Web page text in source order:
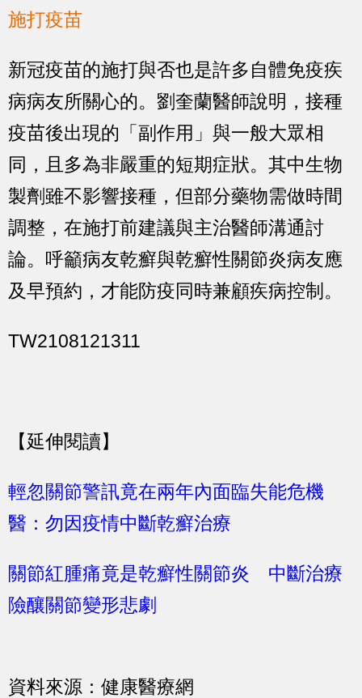
施打疫苗
新冠疫苗的施打與否也是許多自體免疫疾
病病友所關心的。劉奎蘭醫師說明，接種
疫苗後出現的「副作用」與一般大眾相
同，且多為非嚴重的短期症狀。其中生物
製劑雖不影響接種，但部分藥物需做時間
調整，在施打前建議與主治醫師溝通討
論。呼籲病友乾癬與乾癬性關節炎病友應
及早預約，才能防疫同時兼顧疾病控制。
TW2108121311
【延伸閱讀】
輕忽關節警訊竟在兩年內面臨失能危機
醫：勿因疫情中斷乾癬治療
關節紅腫痛竟是乾癬性關節炎 中斷治療
險釀關節變形悲劇
資料來源：健康醫療網